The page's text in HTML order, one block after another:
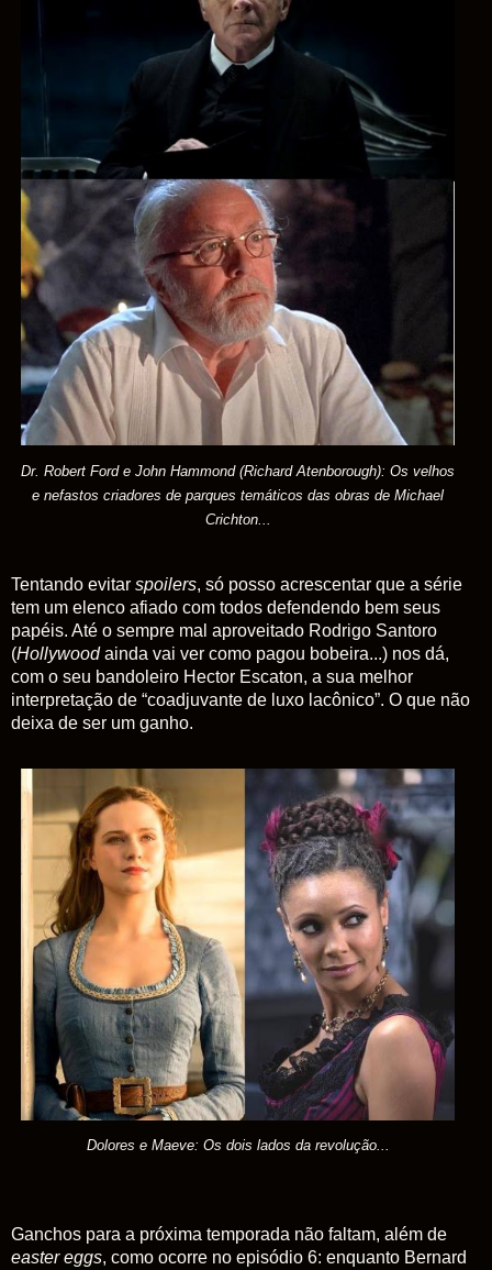
Dr. Robert Ford e John Hammond (Richard Atenborough): Os velhos
e nefastos criadores de parques temáticos das obras de Michael
Crichton...
Tentando evitar spoilers, só posso acrescentar que a série
tem um elenco afiado com todos defendendo bem seus
papéis. Até o sempre mal aproveitado Rodrigo Santoro
(Hollywoodainda vai ver como pagou bobeira...) nos dá,
com o seu bandoleiro Hector Escaton, a sua melhor
interpretação de “coadjuvante de luxo lacônico”. O que não
deixa de ser um ganho.
Dolores e Maeve: Os dois lados da revolução...
Ganchos para a próxima temporada não faltam, além de
easter eggs, como ocorre no episódio 6: enquanto Bernard